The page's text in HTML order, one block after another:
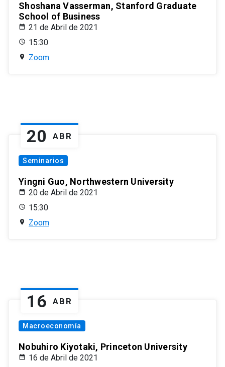
Shoshana Vasserman, Stanford Graduate
School of Business
21 de Abril de 2021
15:30
Zoom
20 ABR
Seminarios
Yingni Guo, Northwestern University
20 de Abril de 2021
15:30
Zoom
16 ABR
Macroeconomía
Nobuhiro Kiyotaki, Princeton University
16 de Abril de 2021